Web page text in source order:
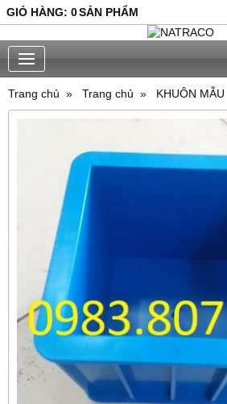
GIỎ HÀNG: 0SẢN PHẨM
Trang chủ Trang chủ KHUÔN MẪU